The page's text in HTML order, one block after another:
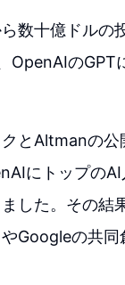
数十億ドルの
OpenAIのGPT
とAltmanの
にトップの
した。その
Googleの共